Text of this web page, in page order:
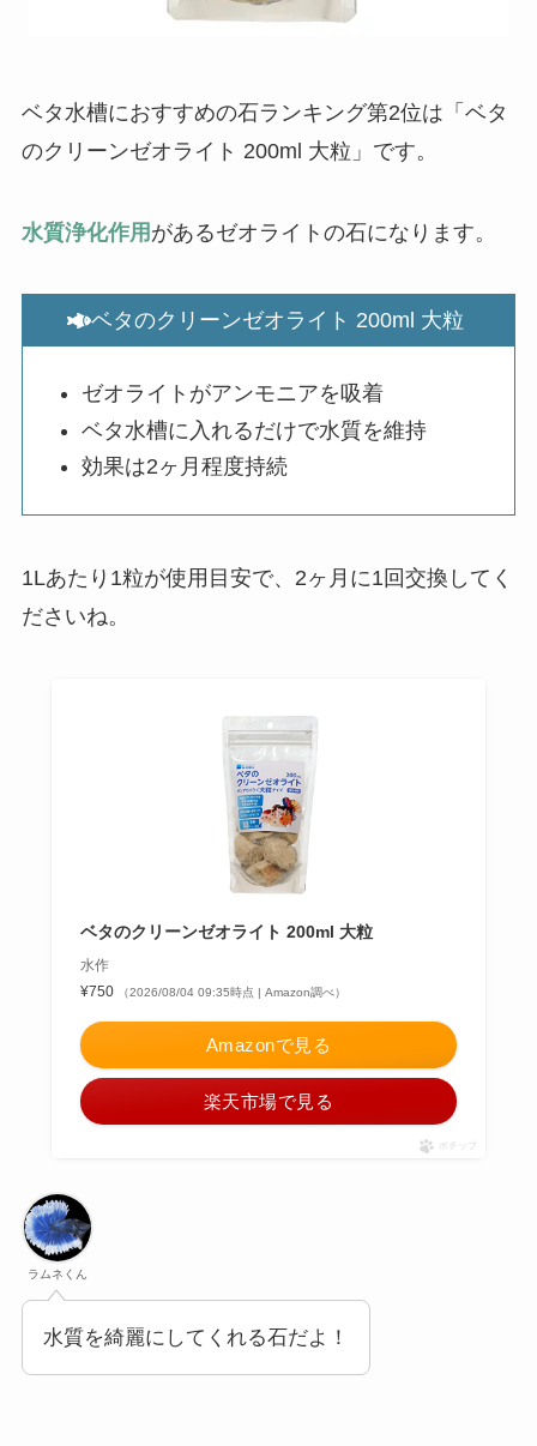
ベタ水槽におすすめの石ランキング第2位は「ベタ
のクリーンゼオライト 200ml 大粒」です。
水質浄化作用 があるゼオライトの石になります。
ベタのクリーンゼオライト 200ml 大粒
ゼオライトがアンモニアを吸着
ベタ水槽に入れるだけで水質を維持
効果は2ヶ月程度持続
1Lあたり1粒が使用目安で、2ヶ月に1回交換してく
ださいね。
ベタのクリーンゼオライト 200ml 大粒
水作
¥750
（2026/08/04 09:35時点 | Amazon調べ）
Amazonで見る
楽天市場で見る
ポチップ
ラムネくん
水質を綺麗にしてくれる石だよ！